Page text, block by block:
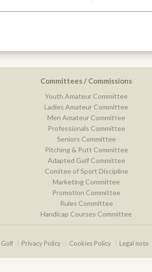
Committees / Commissions
Youth Amateur Committee
Ladies Amateur Committee
Men Amateur Committee
Professionals Committee
Seniors Committee
Pitching & Putt Committee
Adapted Golf Committee
Comitee of Sport Discipline
Marketing Committee
Promotion Committee
Rules Committee
Handicap Courses Committee
Golf Privacy Policy Cookies Policy Legal note